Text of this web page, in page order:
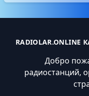
Добро
радиостанций,